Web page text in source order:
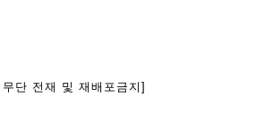
단 전재 및 재배포금지]